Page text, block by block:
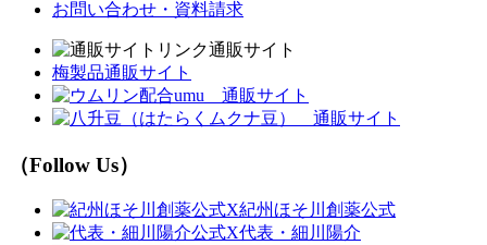
お問い合わせ・資料請求
通販サイト
梅製品通販サイト
（Follow Us）
紀州ほそ川創薬公式
代表・細川陽介